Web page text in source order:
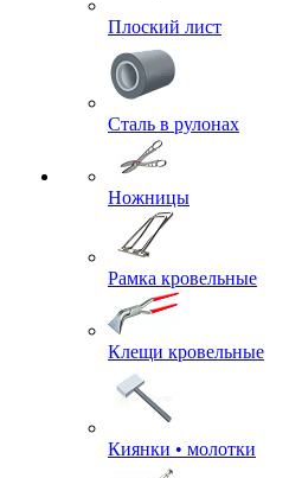
Плоский лист
Сталь в рулонах
Ножницы
Рамка кровельные
Клещи кровельные
Киянки • молотки